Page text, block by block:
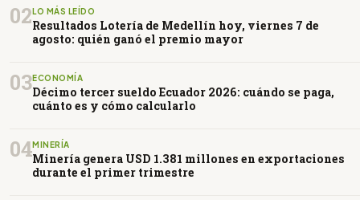
02LO MÁS LEÍDO
Resultados Lotería de Medellín hoy, viernes 7 de
agosto: quién ganó el premio mayor
03ECONOMÍA
Décimo tercer sueldo Ecuador 2026: cuándo se paga,
cuánto es y cómo calcularlo
04MINERÍA
Minería genera USD 1.381 millones en exportaciones
durante el primer trimestre